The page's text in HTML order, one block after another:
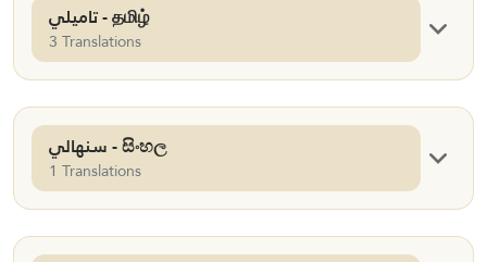
تاميلي - தமிழ்
3 Translations
سنهالي - සිංහල
1 Translations